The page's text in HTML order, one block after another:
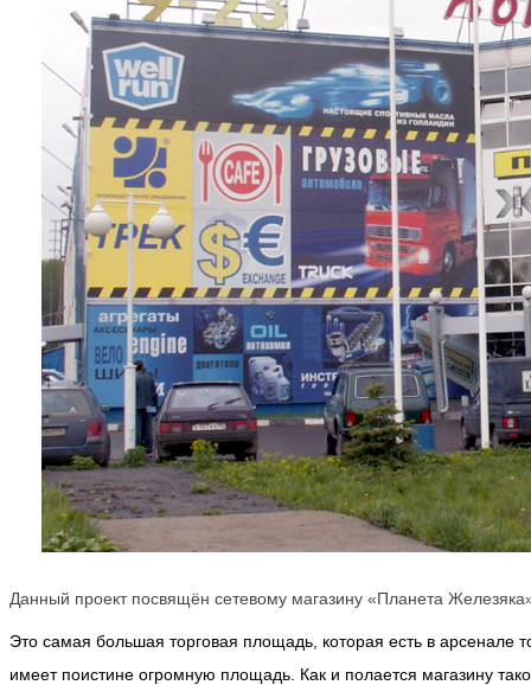
Данный проект посвящён сетевому магазину «Планета
Это самая большая торговая площадь, которая есть в арсенале
имеет поистине огромную площадь. Как и полается магазину